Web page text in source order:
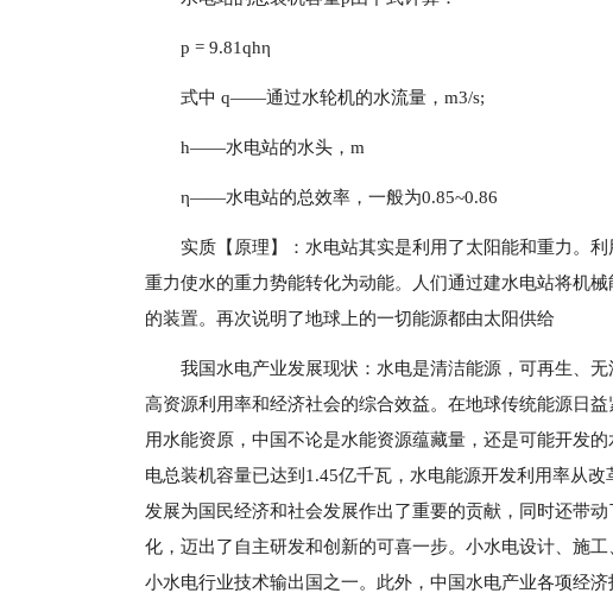
p = 9.81qhη
式中 q——通过水轮机的水流量，m3/s;
h——水电站的水头，m
η——水电站的总效率，一般为0.85~0.86
实质【原理】：水电站其实是利用了太阳能和重力。
重力使水的重力势能转化为动能。人们通过建水电站将机
的装置。再次说明了地球上的一切能源都由太阳供给
我国水电产业发展现状：水电是清洁能源，可再生、
高资源利用率和经济社会的综合效益。在地球传统能源日
用水能资原，中国不论是水能资源蕴藏量，还是可能开发
电总装机容量已达到1.45亿千瓦，水电能源开发利用率从
发展为国民经济和社会发展作出了重要的贡献，同时还带
化，迈出了自主研发和创新的可喜一步。小水电设计、施
小水电行业技术输出国之一。此外，中国水电产业各项经